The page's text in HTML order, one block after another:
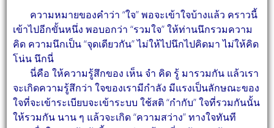
ความหมายของคำว่า “ใจ” พอจะเข้าใจบ้างแล้ว คราวนี้
เข้าไปอีกขั้นหนึ่ง พอบอกว่า “รวมใจ”ให้ท่านนึกรวมความ
คิด ความนึกเป็น “จุดเดียวกัน” ไม่ให้ไปนึกไปคิดมา ไม่ให้คิด
โน่น นึกนี่
นี่คือ ให้ความรู้สึกของ เห็น จำ คิด รู้ มารวมกัน แล้วเรา
จะเกิดความรู้สึกว่า ใจของเรามีกำลัง มีแรงเป็นลักษณะของ
ใจที่จะเข้าระเบียบจะเข้าระบบ ใช้สติ “กำกับ” ใจที่รวมกันนั้น
ให้รวมกัน นาน ๆ แล้วจะเกิด“ความสว่าง” ทางใจทันที